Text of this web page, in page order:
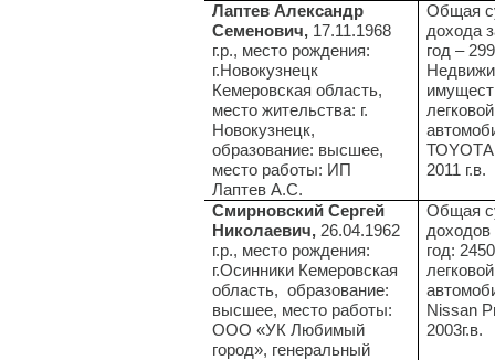
Лаптев Александр
Семенович, 17.11.1968
г.р., место рождения:
г.Новокузнецк
Кемеровская область,
место жительства: г.
Новокузнецк,
образование: высшее,
место работы: ИП
Лаптев А.С.
Общая
дохода
год –
легковой
2011 г.в.
Смирновский Сергей
Николаевич, 26.04.1962
г.р., место рождения:
г.Осинники Кемеровская
область, образование:
высшее, место работы:
ООО «УК Любимый
город», генеральный
Общая
доходов
год:
легковой
Nissan
2003г.в.